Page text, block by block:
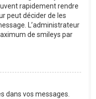
rapidement rendre
peut décider de les
L’administrateur
de smileys par
dans vos messages.